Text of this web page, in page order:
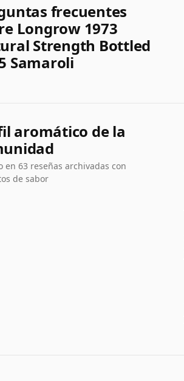
frecuentes
Longrow 1973
Strength Bottled
Samaroli
aromático de la
en 63 reseñas archivadas con
de sabor